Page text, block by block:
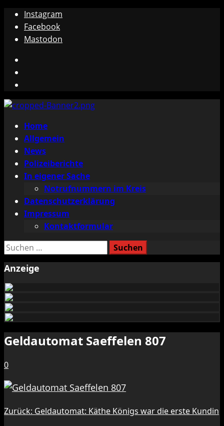
Zum
Inhalt
springen
Instagram
Facebook
Mastodon
Primäres
Menü
Home
Allgemein
News
Polizeiberichte
In eigener Sache
Notrufnummern im Kreis
Datenschutzerklärung
Impressum
Kontaktformular
Suchen
Anzeige
Geldautomat Saeffelen 807
0
Beitragsnavigation
Zurück: Geldautomat: Käthe Königs war die erste Kundin